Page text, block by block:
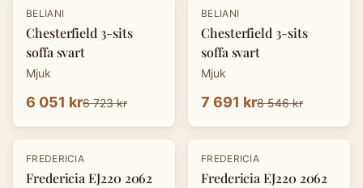
-10 %
BELIANI
Chesterfield 3-sits
soffa svart
Mjuk
6 051 kr6 723 kr
-10 %
BELIANI
Chesterfield 3-sits
soffa svart
Mjuk
7 691 kr8 546 kr
FREDERICIA
Fredericia EJ220 2062
FREDERICIA
Fredericia EJ220 2062